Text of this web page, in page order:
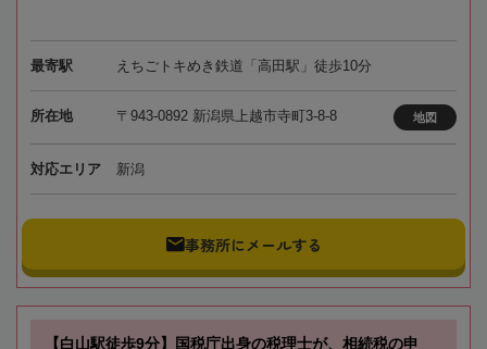
最寄駅 えちごトキめき鉄道「高田駅」徒歩10分
所在地 〒943-0892 新潟県上越市寺町3-8-8 地図
対応エリア 新潟
事務所にメールする
【白山駅徒歩9分】国税庁出身の税理士が、相続税の申